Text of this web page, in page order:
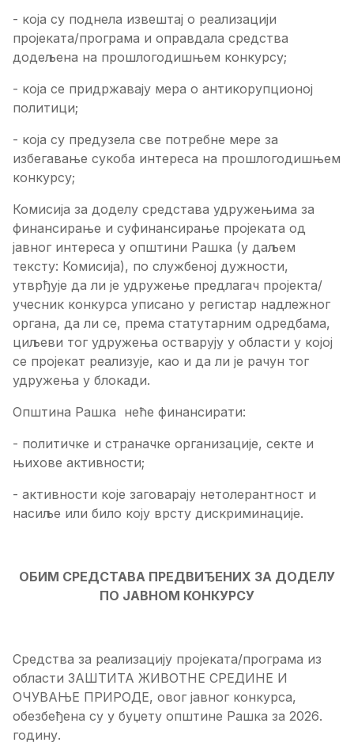
- која су поднела извештај о реализацији
пројеката/програма и оправдала средства
додељена на прошлогодишњем конкурсу;
- која се придржавају мера о антикорупционој
политици;
- која су предузела све потребне мере за
избегавање сукоба интереса на прошлогодишњем
конкурсу;
Комисија за доделу средстава удружењима за
финансирање и суфинансирање пројеката од
јавног интереса у општини Рашка (у даљем
тексту: Комисија), по службеној дужности,
утврђује да ли је удружење предлагач пројекта/
учесник конкурса уписано у регистар надлежног
органа, да ли се, према статутарним одредбама,
циљеви тог удружења остварују у области у којој
се пројекат реализује, као и да ли је рачун тог
удружења у блокади.
Општина Рашка неће финансирати:
- политичке и страначке организације, секте и
њихове активности;
- активности које заговарају нетолерантност и
насиље или било коју врсту дискриминације.
ОБИМ СРЕДСТАВА ПРЕДВИЂЕНИХ ЗА ДОДЕЛУ
ПО ЈАВНОМ КОНКУРСУ
Средства за реализацију пројеката/програма из
области ЗАШТИТА ЖИВОТНЕ СРЕДИНЕ И
ОЧУВАЊЕ ПРИРОДЕ, овог јавног конкурса,
обезбеђена су у буџету општине Рашка за 2026.
годину.